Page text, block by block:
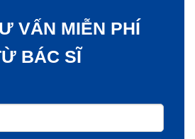
VẤN MIỄN PHÍ
BÁC SĨ